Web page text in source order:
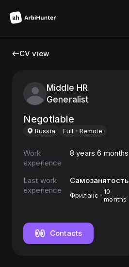
CV view
Middle HR
Generalist
Negotiable
Russia Full Remote
Work
experience
8 years 6 months
Last work
experience
Самозанятость
Фриланс
10
months
Contacts